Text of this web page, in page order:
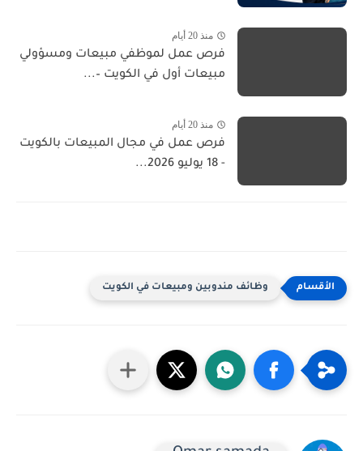
منذ 20 أيام
فرص عمل لموظفي مبيعات ومسؤولي
مبيعات أول في الكويت –...
منذ 20 أيام
فرص عمل في مجال المبيعات بالكويت
- 18 يوليو 2026...
وظائف مندوبين ومبيعات في الكويت